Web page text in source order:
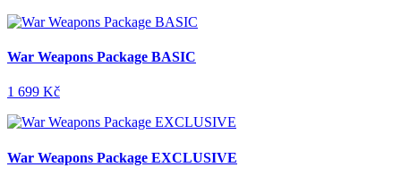
War Weapons Package BASIC
1 699 Kč
War Weapons Package EXCLUSIVE